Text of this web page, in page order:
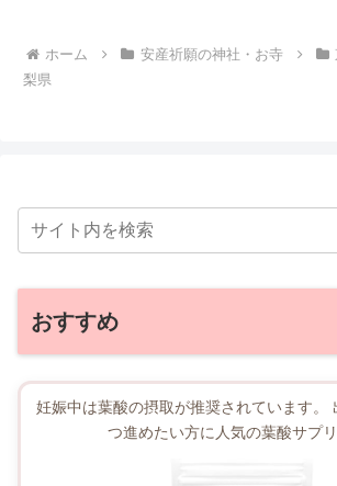
ホーム 安産祈願の神社・お寺
梨県
おすすめ
妊娠中は葉酸の摂取が推奨されています。
つ進めたい方に人気の葉酸サプリ